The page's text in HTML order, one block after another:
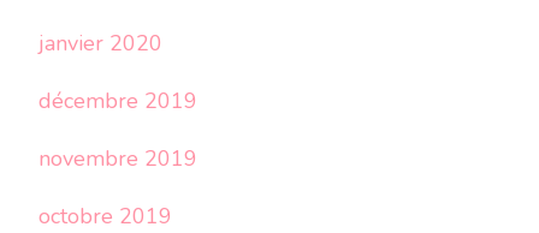
janvier 2020
décembre 2019
novembre 2019
octobre 2019